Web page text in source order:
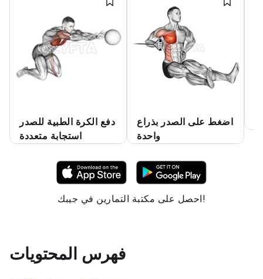
دفع الكرة الطبية للصدر
استجابة متعددة
اضغط على الصدر بذراع
واحدة
احصل على مكتبة التمارين في جيبك!
فهرس المحتويات